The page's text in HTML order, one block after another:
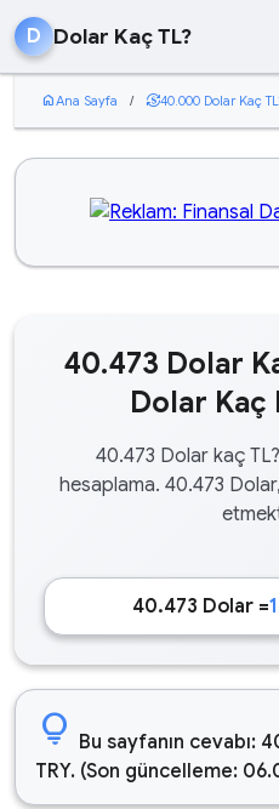
D Dolar Kaç TL?
homeAna Sayfa / currency_exchange40.000 Dolar Kaç
40.473 Dolar
Dolar Kaç
40.473 Dolar kaç
hesaplama. 40.473
40.473 Dolar =
lightbulb Bu sayfanın cevabı:
TRY. (Son güncelleme: